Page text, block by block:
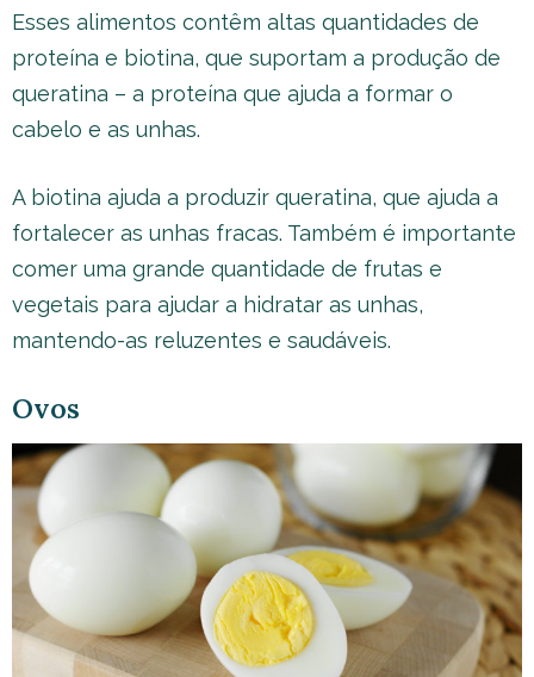
Esses alimentos contêm altas quantidades de
proteína e biotina, que suportam a produção de
queratina – a proteína que ajuda a formar o
cabelo e as unhas.
A biotina ajuda a produzir queratina, que ajuda a
fortalecer as unhas fracas. Também é importante
comer uma grande quantidade de frutas e
vegetais para ajudar a hidratar as unhas,
mantendo-as reluzentes e saudáveis.
Ovos